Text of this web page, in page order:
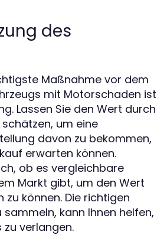
des
Maßnahme vor dem
mit Motorschaden ist
Lassen Sie den Wert durch
um eine
davon zu bekommen,
erwarten können.
ob es vergleichbare
Markt gibt, um den Wert
zu können. Die richtigen
kann Ihnen helfen,
zu verlangen.